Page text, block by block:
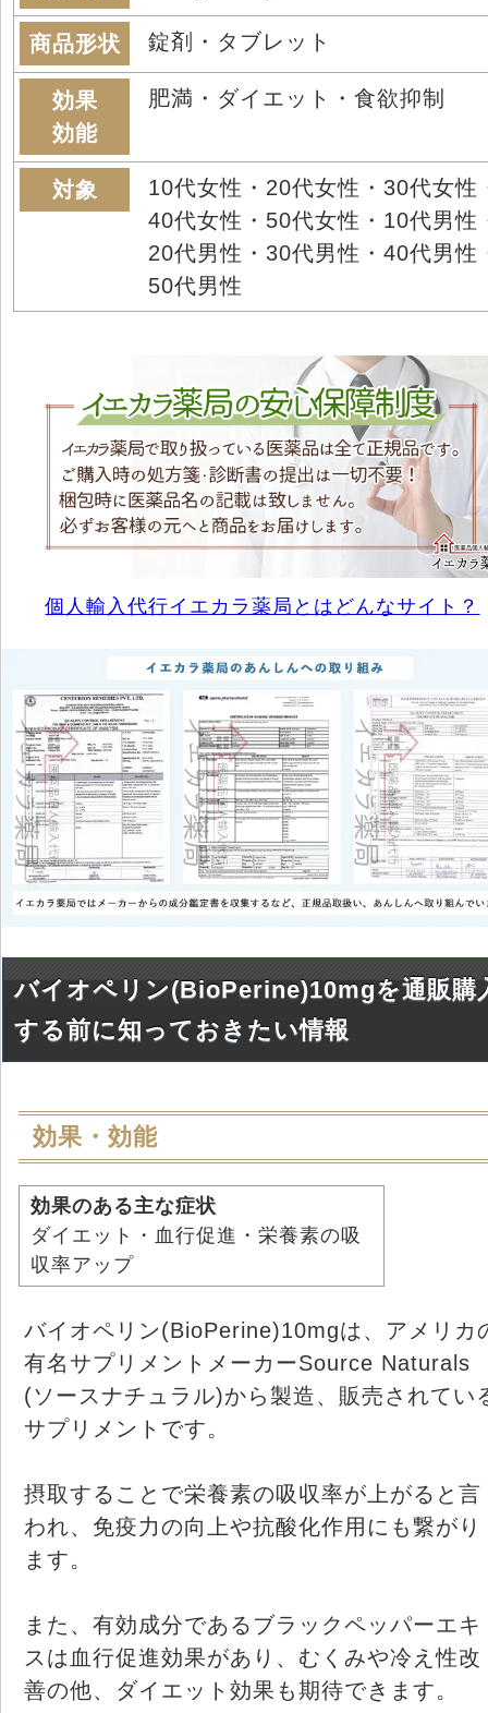
商品形状 錠剤・タブレット
効果
効能
肥満・ダイエット・食欲抑制
対象
10代女性・20代女性・30代女性
40代女性・50代女性・10代男性
20代男性・30代男性・40代男性
50代男性
個人輸入代行イエカラ薬局とはどんなサイト？
バイオペリン(BioPerine)10mgを通販購
する前に知っておきたい情報
効果・効能
効果のある主な症状
ダイエット・血行促進・栄養素の吸
収率アップ
バイオペリン(BioPerine)10mgは、アメリカ
有名サプリメントメーカーSource Naturals
(ソースナチュラル)から製造、販売されてい
サプリメントです。
摂取することで栄養素の吸収率が上がると言
われ、免疫力の向上や抗酸化作用にも繋がり
ます。
また、有効成分であるブラックペッパーエキ
スは血行促進効果があり、むくみや冷え性改
善の他、ダイエット効果も期待できます。